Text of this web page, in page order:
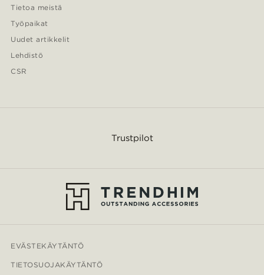
Tietoa meistä
Työpaikat
Uudet artikkelit
Lehdistö
CSR
Trustpilot
EVÄSTEKÄYTÄNTÖ
TIETOSUOJAKÄYTÄNTÖ